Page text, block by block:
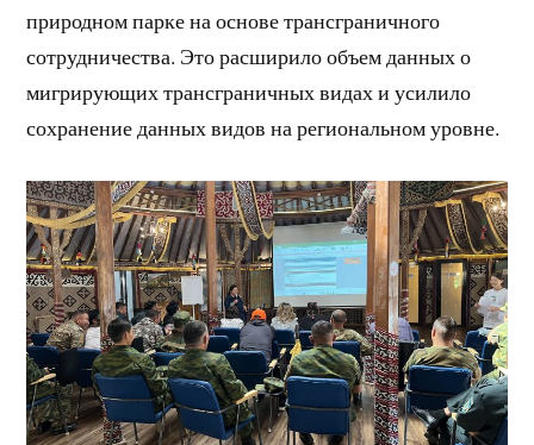
природном парке на основе трансграничного
сотрудничества. Это расширило объем данных о
мигрирующих трансграничных видах и усилило
сохранение данных видов на региональном уровне.